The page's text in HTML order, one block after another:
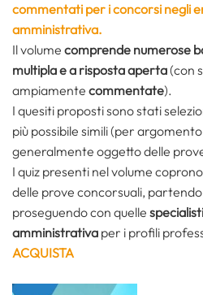
commentati per i concorsi negli
amministrativa.
Il volume comprende numerose
multipla e a risposta aperta(con
ampiamente commentate).
I quesiti proposti sono stati
più possibile simili (per
generalmente oggetto delle
I quiz presenti nel volume coprono
delle prove concorsuali,
proseguendo con quelle
amministrativa per i profili
ACQUISTA